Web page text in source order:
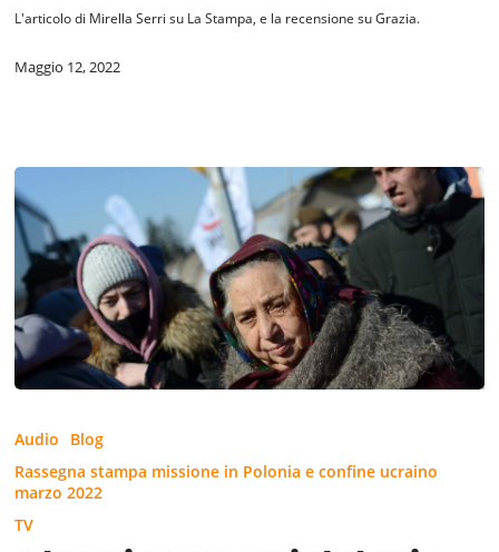
L'articolo di Mirella Serri su La Stampa, e la recensione su Grazia.
Maggio 12, 2022
dal
mio
viaggio
in
Polonia
Audio
Blog
Rassegna stampa missione in Polonia e confine ucraino
marzo 2022
TV